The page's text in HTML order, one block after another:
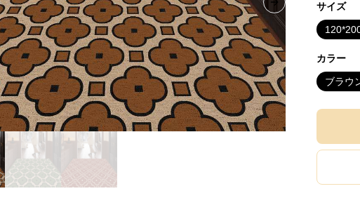
Next slideサイズ
カラー
ブラウ